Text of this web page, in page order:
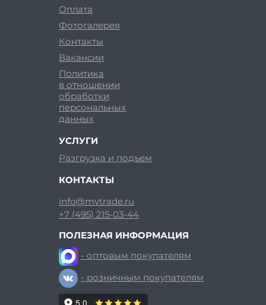
Оплата
Фотогалерея
Контакты
Вакансии
Политика
в отношении
обработки
персональных
данных
УСЛУГИ
Разгрузка и подъем
КОНТАКТЫ
info@mvtrade.ru
+7 (495) 215-03-44
ПОЛЕЗНАЯ ИНФОРМАЦИЯ
- оптовым покупателям
- розничным покупателям